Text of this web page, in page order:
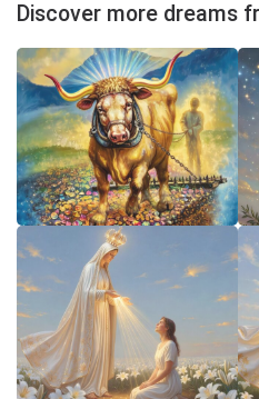
Discover more dreams